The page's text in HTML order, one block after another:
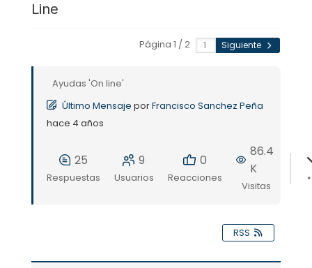
Line
Página 1 / 2 Siguiente
Ayudas 'On line'
Último Mensaje porFrancisco Sanchez Peña
hace 4 años
25
Respuestas
9
Usuarios
0
Reacciones
86.4
K
Visitas
RSS